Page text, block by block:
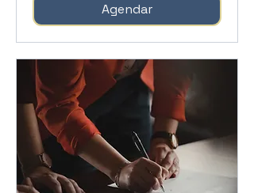
Agendar